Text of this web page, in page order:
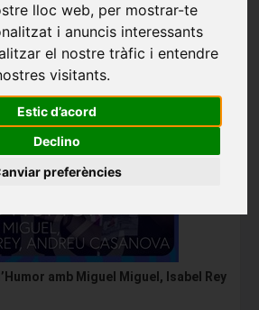
lloc web, per mostrar-te
i anuncis interessants
el nostre tràfic i entendre
visitants.
Estic d’acord
Declino
preferències
amb Miguel Miguel, Isabel Rey